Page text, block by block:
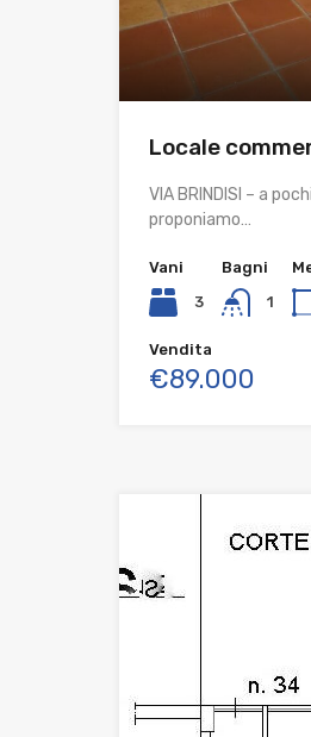
Locale
VIA BRINDISI – a
proponiamo…
Vani
3
Bagni
1
Vendita
€89.000